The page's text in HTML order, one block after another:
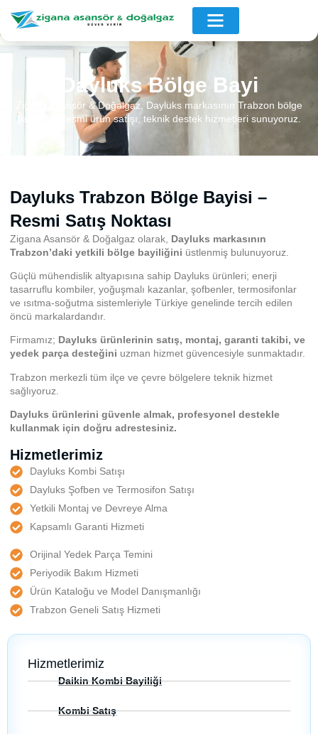
Dayluks Bölge Bayi
Zigana Asansör & Doğalgaz, Dayluks markasının Trabzon bölge
bayisidir. Resmi ürün satışı, teknik destek hizmetleri sunuyoruz.
Dayluks Trabzon Bölge Bayisi –
Resmi Satış Noktası
Zigana Asansör & Doğalgaz olarak, Dayluks markasının
Trabzon’daki yetkili bölge bayiliğini üstlenmiş bulunuyoruz.
Güçlü mühendislik altyapısına sahip Dayluks ürünleri; enerji
tasarruflu kombiler, yoğuşmalı kazanlar, şofbenler, termosifonlar
ve ısıtma-soğutma sistemleriyle Türkiye genelinde tercih edilen
öncü markalardandır.
Firmamız; Dayluks ürünlerinin satış, montaj, garanti takibi, ve
yedek parça desteğini uzman hizmet güvencesiyle sunmaktadır.
Trabzon merkezli tüm ilçe ve çevre bölgelere teknik hizmet
sağlıyoruz.
Dayluks ürünlerini güvenle almak, profesyonel destekle
kullanmak için doğru adrestesiniz.
Hizmetlerimiz
Dayluks Kombi Satışı
Dayluks Şofben ve Termosifon Satışı
Yetkili Montaj ve Devreye Alma
Kapsamlı Garanti Hizmeti
Orijinal Yedek Parça Temini
Periyodik Bakım Hizmeti
Ürün Kataloğu ve Model Danışmanlığı
Trabzon Geneli Satış Hizmeti
Hizmetlerimiz
Daikin Kombi Bayiliği
Kombi Satış